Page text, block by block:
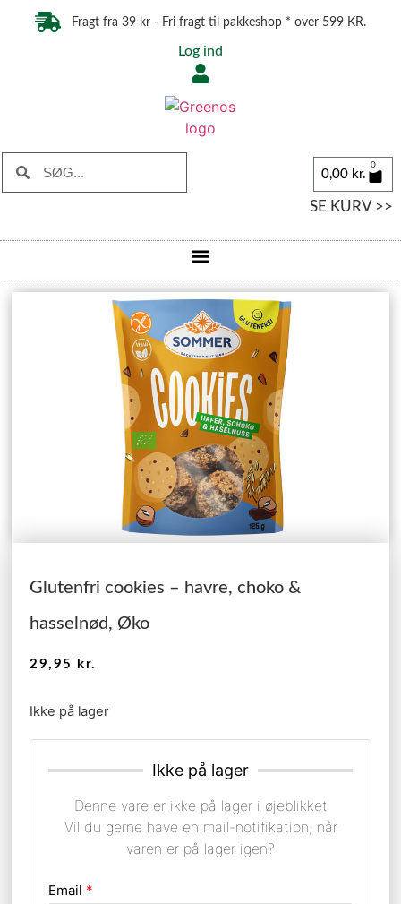
Fragt fra 39 kr - Fri fragt til pakkeshop * over 599 KR.
Log ind
0,00 kr.
0
SE KURV >>
Glutenfri cookies – havre, choko &
hasselnød, Øko
29,95 kr.
Ikke på lager
Ikke på lager
Denne vare er ikke på lager i øjeblikket
Vil du gerne have en mail-notifikation, når
varen er på lager igen?
Email *